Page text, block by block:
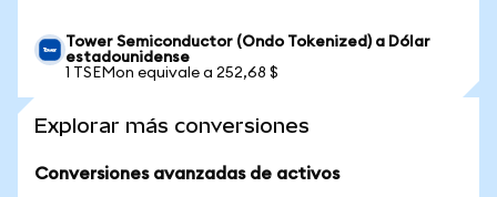
Tower Semiconductor (Ondo Tokenized) a Dólar
estadounidense
1 TSEMon equivale a 252,68 $
Explorar más conversiones
Conversiones avanzadas de activos